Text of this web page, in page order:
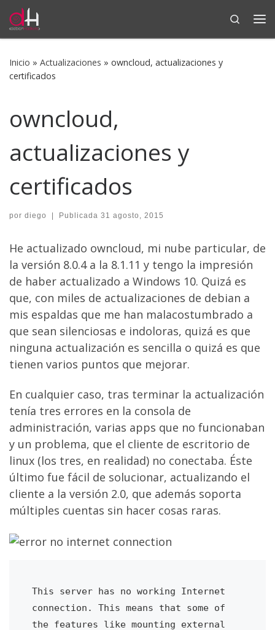
Saltar al contenido
Search
Inicio » Actualizaciones » owncloud, actualizaciones y
certificados
owncloud,
actualizaciones y
certificados
por diego | Publicada 31 agosto, 2015
He actualizado owncloud, mi nube particular, de
la versión 8.0.4 a la 8.1.11 y tengo la impresión
de haber actualizado a Windows 10. Quizá es
que, con miles de actualizaciones de debian a
mis espaldas que me han malacostumbrado a
que sean silenciosas e indoloras, quizá es que
ninguna actualización es sencilla o quizá es que
tienen varios puntos que mejorar.
En cualquier caso, tras terminar la actualización
tenía tres errores en la consola de
administración, varias apps que no funcionaban
y un problema, que el cliente de escritorio de
linux (los tres, en realidad) no conectaba. Éste
último fue fácil de solucionar, actualizando el
cliente a la versión 2.0, que además soporta
múltiples cuentas sin hacer cosas raras.
This server has no working Internet
connection. This means that some of
the features like mounting external